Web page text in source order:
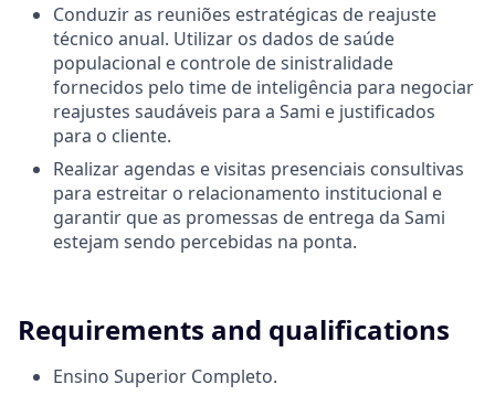
Conduzir as reuniões estratégicas de reajuste
técnico anual. Utilizar os dados de saúde
populacional e controle de sinistralidade
fornecidos pelo time de inteligência para negociar
reajustes saudáveis para a Sami e justificados
para o cliente.
Realizar agendas e visitas presenciais consultivas
para estreitar o relacionamento institucional e
garantir que as promessas de entrega da Sami
estejam sendo percebidas na ponta.
Requirements and qualifications
Ensino Superior Completo.